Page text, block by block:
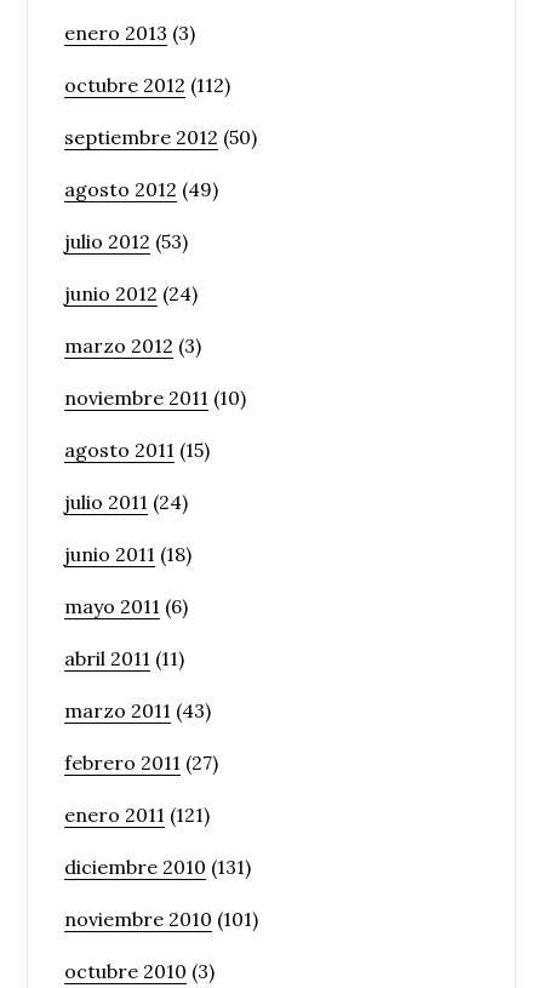
enero 2013 (3)
octubre 2012 (112)
septiembre 2012 (50)
agosto 2012 (49)
julio 2012 (53)
junio 2012 (24)
marzo 2012 (3)
noviembre 2011 (10)
agosto 2011 (15)
julio 2011 (24)
junio 2011 (18)
mayo 2011 (6)
abril 2011 (11)
marzo 2011 (43)
febrero 2011 (27)
enero 2011 (121)
diciembre 2010 (131)
noviembre 2010 (101)
octubre 2010 (3)